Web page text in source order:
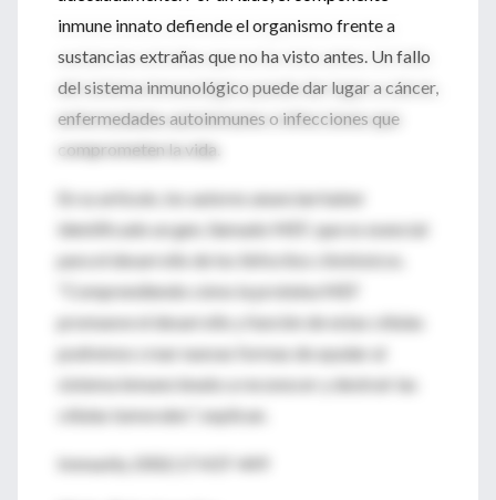
inmune innato defiende el organismo frente a
sustancias extrañas que no ha visto antes. Un fallo
del sistema inmunológico puede dar lugar a cáncer,
enfermedades autoinmunes o infecciones que
comprometen la vida.
En su artículo, los autores anuncian haber
identificado un gen, llamado MEF, que es esencial
para el desarrollo de los linfocitos citotóxicos.
"Comprendiendo cómo la proteína MEF
promueve el desarrollo y función de estas células
podremos crear nuevas formas de ayudar al
sistema inmune innato a reconocer y destruir las
células tumorales", explican.
Immunity 2002;17:437-449